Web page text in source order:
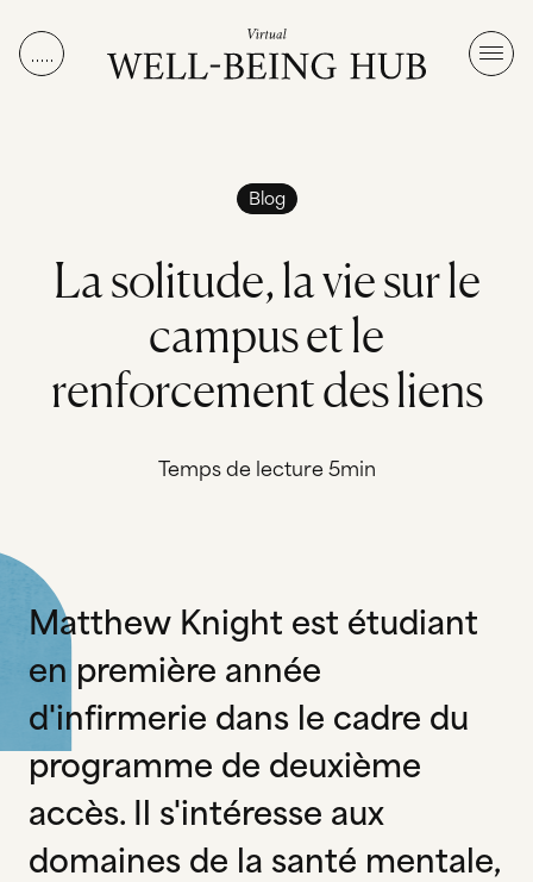
Blog
Lasolitude,laviesurle
campusetle
renforcementdesliens
Temps de lecture 5min
Matthew Knight est étudiant
en première année
d'infirmerie dans le cadre du
programme de deuxième
accès. Il s'intéresse aux
domaines de la santé mentale,